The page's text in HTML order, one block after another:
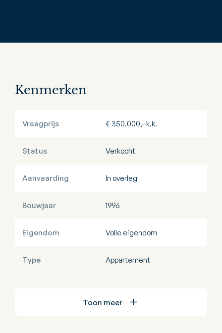
Kenmerken
Vraagprijs € 350.000,- k.k.
Status Verkocht
Aanvaarding In overleg
Bouwjaar 1996
Eigendom Volle eigendom
Type Appartement
Toon meer